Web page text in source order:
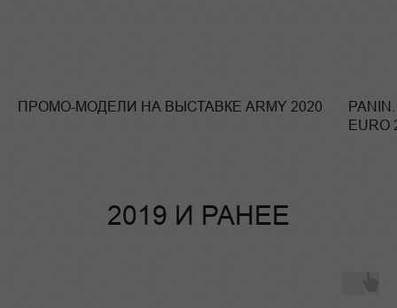
ПРОМО-МОДЕЛИ НА ВЫСТАВКЕ ARMY 2020
EURO
2019 И РАНЕЕ